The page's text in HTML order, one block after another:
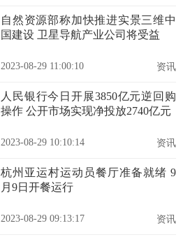
自然资源部称加快推进实景三维中
国建设 卫星导航产业公司将受益
2023-08-29 11:00:10 资讯
人民银行今日开展3850亿元逆回购
操作 公开市场实现净投放2740亿元
2023-08-29 10:10:14 资讯
杭州亚运村运动员餐厅准备就绪 9
月9日开餐运行
2023-08-29 09:13:17 资讯